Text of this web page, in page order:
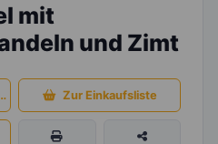
mit
und Zimt
Zur Einkaufsliste